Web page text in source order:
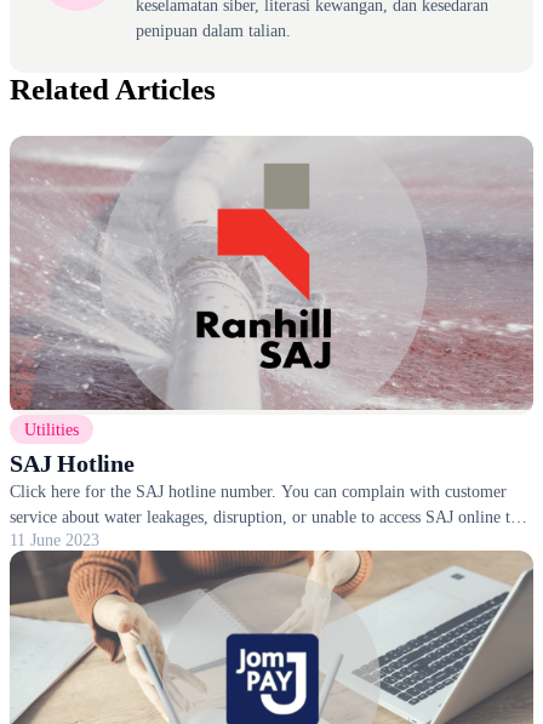
keselamatan siber, literasi kewangan, dan kesedaran
penipuan dalam talian.
Related Articles
Utilities
SAJ Hotline
Click here for the SAJ hotline number. You can complain with customer
service about water leakages, disruption, or unable to access SAJ online to
pay bills.
11 June 2023